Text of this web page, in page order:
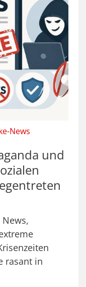
News
und
rasant in